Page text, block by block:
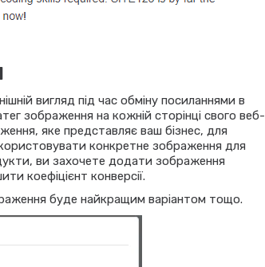
вигляд під час обміну посиланнями в
зображення на кожній сторінці свого веб-
яке представляє ваш бізнес, для
конкретне зображення для
ви захочете додати зображення
коефіцієнт конверсії.
буде найкращим варіантом тощо.